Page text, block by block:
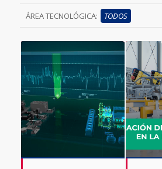
ÁREA TECNOLÓGICA: TODOS